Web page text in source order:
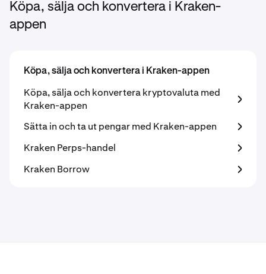
Köpa, sälja och konvertera i Kraken-
appen
Köpa, sälja och konvertera i Kraken-appen
Köpa, sälja och konvertera kryptovaluta med
Kraken-appen
Sätta in och ta ut pengar med Kraken-appen
Kraken Perps-handel
Kraken Borrow